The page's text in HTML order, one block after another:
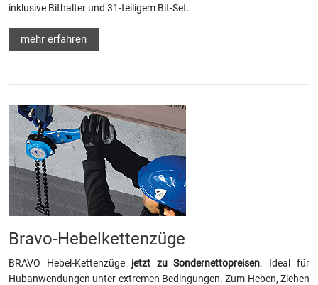
inklusive Bithalter und 31-teiligem Bit-Set.
mehr erfahren
Bravo-Hebelkettenzüge
BRAVO Hebel-Kettenzüge jetzt zu Sondernettopreisen. Ideal für
Hubanwendungen unter extremen Bedingungen. Zum Heben, Ziehen